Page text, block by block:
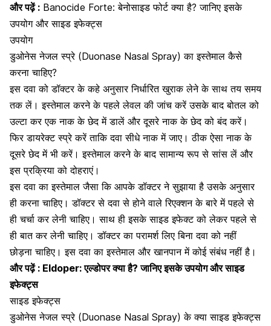
और पढ़ें : Banocide Forte: बेनोसाइड फोर्ट क्या है? जानिए इसके
उपयोग और साइड इफेक्ट्स
उपयोग
डुओनेस नेजल स्प्रे (Duonase Nasal Spray) का इस्तेमाल कैसे
करना चाहिए?
इस दवा को डॉक्टर के कहे अनुसार निर्धारित खुराक लेने के साथ तय समय
तक लें। इस्तेमाल करने के पहले लेवल की जांच करें उसके बाद बोतल को
उल्टा कर एक नाक के छेद में डालें और दूसरे नाक के छेद को बंद करें।
फिर डायरेक्ट स्प्रे करें ताकि दवा सीधे नाक में जाए। ठीक ऐसा नाक के
दूसरे छेद में भी करें। इस्तेमाल करने के बादसामान्य रूप से सांस लें और
इस प्रक्रिया को दोहराएं।
इस दवा का इस्तेमाल जैसा कि आपके डॉक्टर ने सुझाया है उसके अनुसार
ही करना चाहिए। डॉक्टर से दवा से होने वाले रिएक्शन के बारे में पहले से
ही चर्चा कर लेनी चाहिए। साथ ही इसके साइड इफेक्ट को लेकर पहले से
ही बात कर लेनी चाहिए। डॉक्टर का परामर्श लिए बिना दवा को नहीं
छोड़ना चाहिए। इस दवा का इस्तेमाल और खानपान में कोई संबंध नहीं है।
और पढ़ें : Eldoper: एल्डोपर क्या है? जानिए इसके उपयोग और साइड
इफेक्ट्स
साइड इफेक्ट्स
डुओनेस नेजल स्प्रे (Duonase Nasal Spray) के क्या साइड इफेक्ट्स